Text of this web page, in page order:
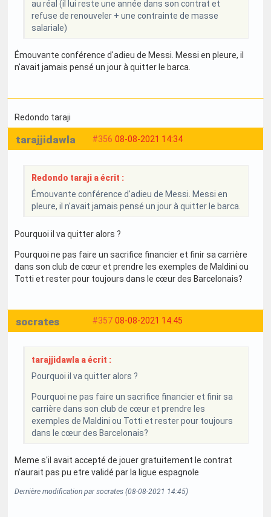
au réal (il lui reste une année dans son contrat et
refuse de renouveler + une contrainte de masse
salariale)
Émouvante conférence d'adieu de Messi. Messi en pleure, il
n'avait jamais pensé un jour à quitter le barca.
Redondo taraji
#356 08-08-2021 14:34
tarajjidawla
Redondo taraji a écrit :
Émouvante conférence d'adieu de Messi. Messi en
pleure, il n'avait jamais pensé un jour à quitter le barca.
Pourquoi il va quitter alors ?
Pourquoi ne pas faire un sacrifice financier et finir sa carrière
dans son club de cœur et prendre les exemples de Maldini ou
Totti et rester pour toujours dans le cœur des Barcelonais?
#357 08-08-2021 14:45
socrates
tarajjidawla a écrit :
Pourquoi il va quitter alors ?
Pourquoi ne pas faire un sacrifice financier et finir sa
carrière dans son club de cœur et prendre les
exemples de Maldini ou Totti et rester pour toujours
dans le cœur des Barcelonais?
Meme s'il avait accepté de jouer gratuitement le contrat
n'aurait pas pu etre validé par la ligue espagnole
Dernière modification par socrates (08-08-2021 14:45)